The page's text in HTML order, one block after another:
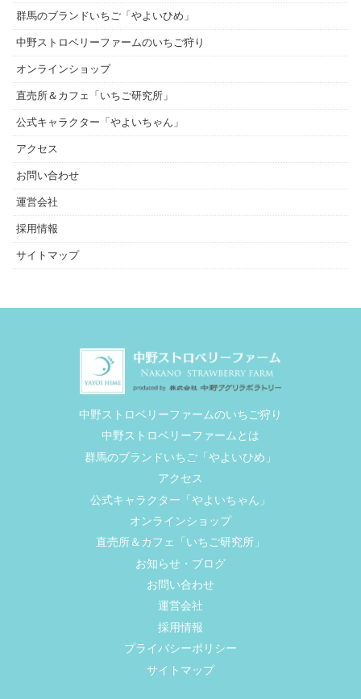
群馬のブランドいちご「やよいひめ」
中野ストロベリーファームのいちご狩り
オンラインショップ
直売所＆カフェ「いちご研究所」
公式キャラクター「やよいちゃん」
アクセス
お問い合わせ
運営会社
採用情報
サイトマップ
中野ストロベリーファームのいちご狩り
中野ストロベリーファームとは
群馬のブランドいちご「やよいひめ」
アクセス
公式キャラクター「やよいちゃん」
オンラインショップ
直売所＆カフェ「いちご研究所」
お知らせ・ブログ
お問い合わせ
運営会社
採用情報
プライバシーポリシー
サイトマップ